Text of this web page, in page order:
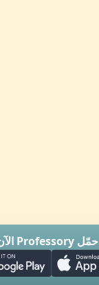
حمّل Professory الآن